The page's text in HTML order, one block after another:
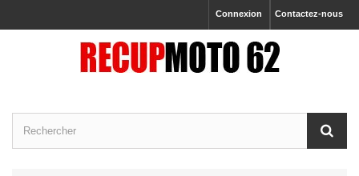
Contactez-nous
Connexion